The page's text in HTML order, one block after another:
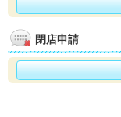
閉店申請